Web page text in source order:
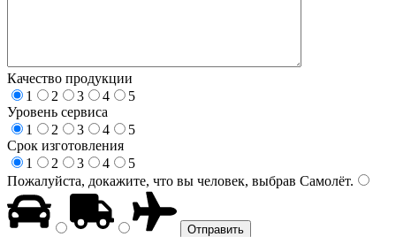
Качество продукции
1
2 3 4
5
Уровень сервиса
1
2 3 4
5
Срок изготовления
1
2 3 4
5
Пожалуйста, докажите, что вы человек, выбрав Самолёт.